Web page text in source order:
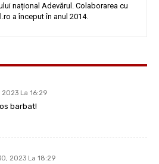
național Adevărul. Colaborarea cu
a început în anul 2014.
La 16:29
barbat!
2023 La 18:29